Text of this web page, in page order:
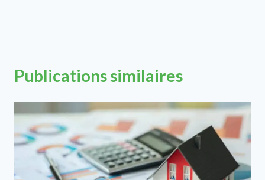
Publications similaires